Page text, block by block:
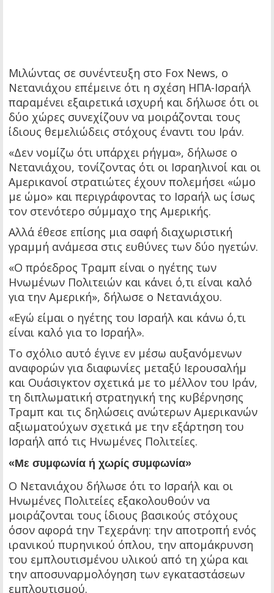
Μιλώντας σε συνέντευξη στο Fox News, ο
Νετανιάχου επέμεινε ότι η σχέση ΗΠΑ-Ισραήλ
παραμένει εξαιρετικά ισχυρή και δήλωσε ότι οι
δύο χώρες συνεχίζουν να μοιράζονται τους
ίδιους θεμελιώδεις στόχους έναντι του Ιράν.
«Δεν νομίζω ότι υπάρχει ρήγμα», δήλωσε ο
Νετανιάχου, τονίζοντας ότι οι Ισραηλινοί και οι
Αμερικανοί στρατιώτες έχουν πολεμήσει «ώμο
με ώμο» και περιγράφοντας το Ισραήλ ως ίσως
τον στενότερο σύμμαχο της Αμερικής.
Αλλά έθεσε επίσης μια σαφή διαχωριστική
γραμμή ανάμεσα στις ευθύνες των δύο ηγετών.
«Ο πρόεδρος Τραμπ είναι ο ηγέτης των
Ηνωμένων Πολιτειών και κάνει ό,τι είναι καλό
για την Αμερική», δήλωσε ο Νετανιάχου.
«Εγώ είμαι ο ηγέτης του Ισραήλ και κάνω ό,τι
είναι καλό για το Ισραήλ».
Το σχόλιο αυτό έγινε εν μέσω αυξανόμενων
αναφορών για διαφωνίες μεταξύ Ιερουσαλήμ
και Ουάσιγκτον σχετικά με το μέλλον του Ιράν,
τη διπλωματική στρατηγική της κυβέρνησης
Τραμπ και τις δηλώσεις ανώτερων Αμερικανών
αξιωματούχων σχετικά με την εξάρτηση του
Ισραήλ από τις Ηνωμένες Πολιτείες.
«Με συμφωνία ή χωρίς συμφωνία»
Ο Νετανιάχου δήλωσε ότι το Ισραήλ και οι
Ηνωμένες Πολιτείες εξακολουθούν να
μοιράζονται τους ίδιους βασικούς στόχους
όσον αφορά την Τεχεράνη: την αποτροπή ενός
ιρανικού πυρηνικού όπλου, την απομάκρυνση
του εμπλουτισμένου υλικού από τη χώρα και
την αποσυναρμολόγηση των εγκαταστάσεων
εμπλουτισμού.